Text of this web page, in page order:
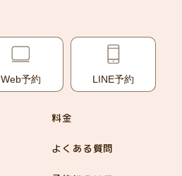
Web予約 LINE予約
料金
よくある質問